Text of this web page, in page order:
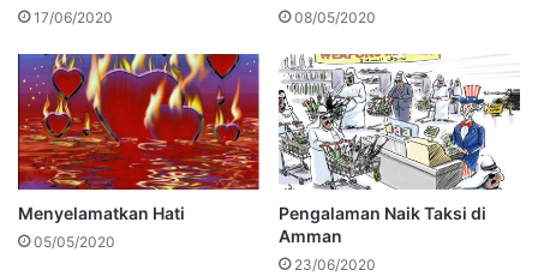
17/06/2020 08/05/2020
Menyelamatkan Hati
05/05/2020
Pengalaman Naik Taksi di
Amman
23/06/2020